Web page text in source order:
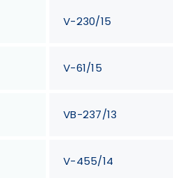
V-230/15
V-61/15
VB-237/13
V-455/14